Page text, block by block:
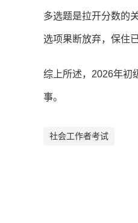
多选题是拉开分数的
选项果断放弃，保住
综上所述，2026年初
事。
社会工作者考试